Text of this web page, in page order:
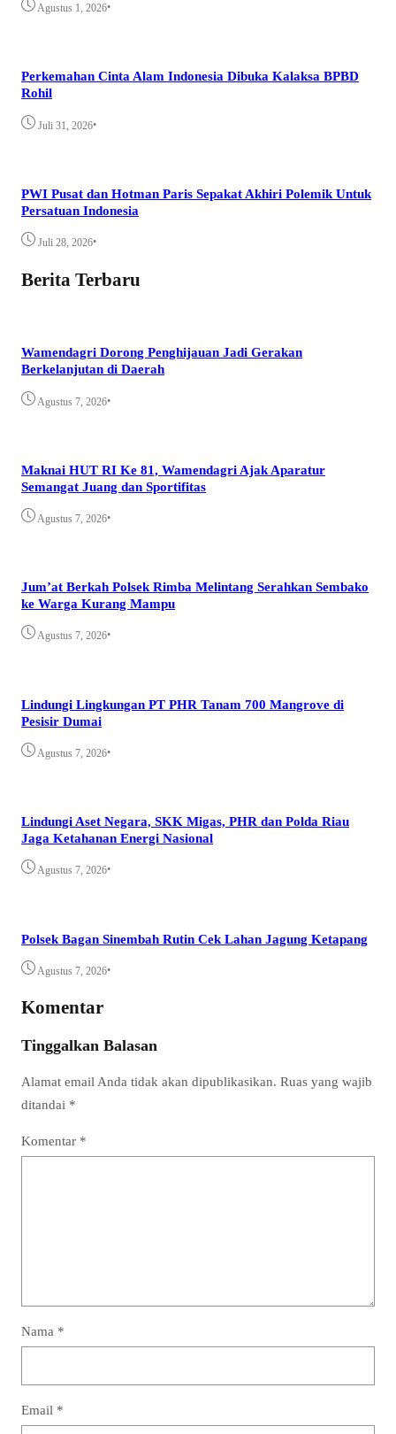
Agustus 1, 2026•
Perkemahan Cinta Alam Indonesia Dibuka Kalaksa BPBD
Rohil
Juli 31, 2026•
PWI Pusat dan Hotman Paris Sepakat Akhiri Polemik Untuk
Persatuan Indonesia
Juli 28, 2026•
Berita Terbaru
Wamendagri Dorong Penghijauan Jadi Gerakan
Berkelanjutan di Daerah
Agustus 7, 2026•
Maknai HUT RI Ke 81, Wamendagri Ajak Aparatur
Semangat Juang dan Sportifitas
Agustus 7, 2026•
Jum’at Berkah Polsek Rimba Melintang Serahkan Sembako
ke Warga Kurang Mampu
Agustus 7, 2026•
Lindungi Lingkungan PT PHR Tanam 700 Mangrove di
Pesisir Dumai
Agustus 7, 2026•
Lindungi Aset Negara, SKK Migas, PHR dan Polda Riau
Jaga Ketahanan Energi Nasional
Agustus 7, 2026•
Polsek Bagan Sinembah Rutin Cek Lahan Jagung Ketapang
Agustus 7, 2026•
Komentar
Tinggalkan Balasan
Alamat email Anda tidak akan dipublikasikan. Ruas yang wajib
ditandai *
Komentar *
Nama *
Email *